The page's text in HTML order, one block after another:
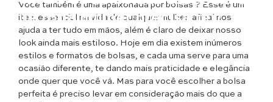
que toda mulher precisa ter!
Você também é uma apaixonada por bolsas ? Esse é um
item essencial na vida de qualquer mulher, afinal nos
ajuda a ter tudo em mãos, além é claro de deixar nosso
look ainda mais estiloso. Hoje em dia existem inúmeros
estilos e formatos de bolsas, e cada uma serve para uma
ocasião diferente, te dando mais praticidade e elegância
onde quer que você vá. Mas para você escolher a bolsa
perfeita é preciso levar em consideração mais do que a